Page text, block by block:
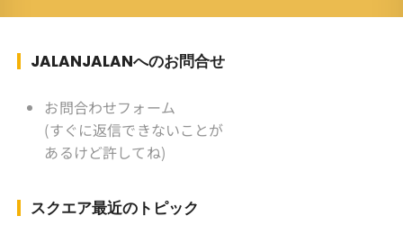
スポーツ ：水泳(浜名湾流古式泳法、競泳平泳
ク ソフトボール
監督 BKKソフトボール「おぼん
こぼん 」監督 マレーシア歴：1991年から31年
目 タイ歴 ：2001年から21年目
JALANJALANへのお問合せ
お問合わせフォーム
(すぐに返信できないことが
あるけど許してね)
スクエア最近のトピック